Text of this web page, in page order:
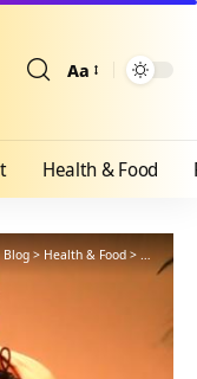
Aa
Health & Food
Blog>Health & Food>